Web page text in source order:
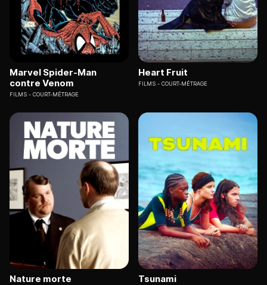
Marvel Spider-Man
contre Venom
FILMS COURT-MÉTRAGE
Heart Fruit
FILMS COURT-MÉTRAGE
Nature morte Tsunami